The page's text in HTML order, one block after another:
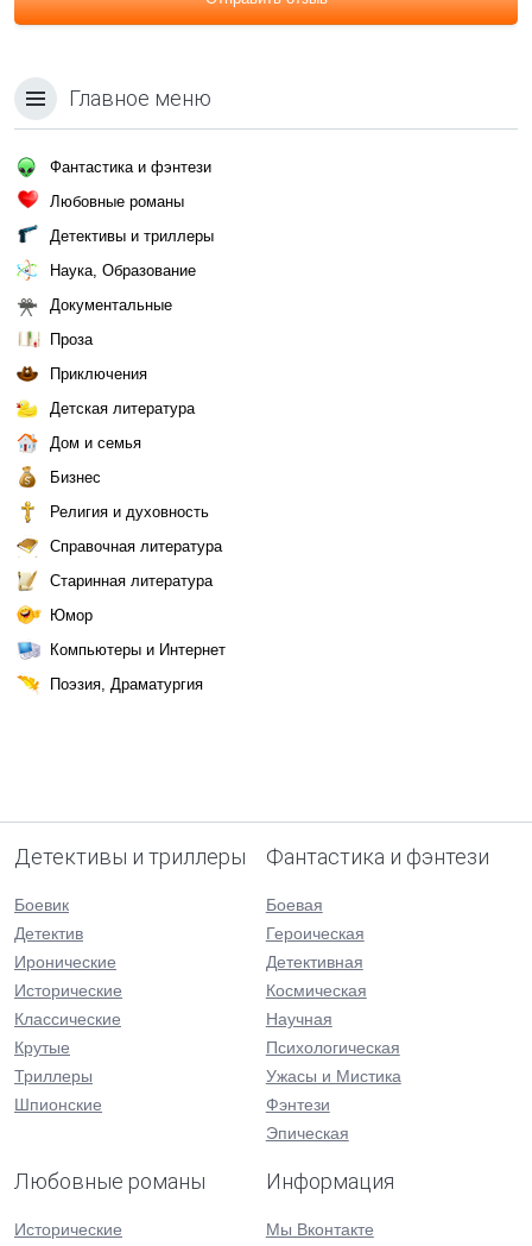
Главное меню
Фантастика и фэнтези
Любовные романы
Детективы и триллеры
Наука, Образование
Документальные
Проза
Приключения
Детская литература
Дом и семья
Бизнес
Религия и духовность
Справочная литература
Старинная литература
Юмор
Компьютеры и Интернет
Поэзия, Драматургия
Детективы и триллеры
Боевик
Детектив
Иронические
Исторические
Классические
Крутые
Триллеры
Шпионские
Фантастика и фэнтези
Боевая
Героическая
Детективная
Космическая
Научная
Психологическая
Ужасы и Мистика
Фэнтези
Эпическая
Любовные романы
Исторические
Информация
Мы Вконтакте